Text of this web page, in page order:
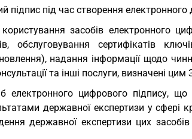
під час створення електронного
засобів електронного
обслуговування сертифікатів
надання інформації щодо
та інші послуги, визначені
електронного цифрового підпису,
державної експертизи у сфері
державної експертизи цих